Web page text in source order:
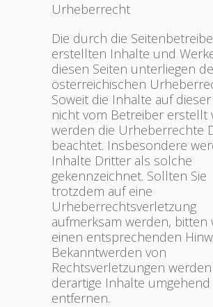
Urheberrecht
Die durch die
erstellten Inhalte und
diesen Seiten unterliegen
österreichischen
Soweit die Inhalte auf dieser
nicht vom Betreiber erstellt
werden die Urheberrechte
beachtet. Insbesondere
Inhalte Dritter als solche
gekennzeichnet. Sollten Sie
trotzdem auf eine
Urheberrechtsverletzung
aufmerksam werden, bitten
einen entsprechenden
Bekanntwerden von
Rechtsverletzungen
derartige Inhalte umgehend
entfernen.